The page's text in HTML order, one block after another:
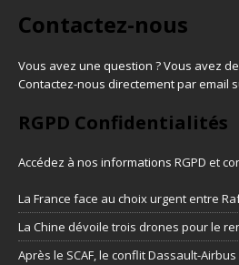
Contactez-nous
Vous avez une question ? Vous avez
Contactez-nous directement par email
RGPD Confidentialités
Accédez à nos informations RGPD et
La France face au choix urgent entre
La Chine dévoile trois drones pour le
Après le SCAF, le conflit Dassault-